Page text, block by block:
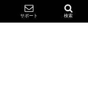
サポート 検索